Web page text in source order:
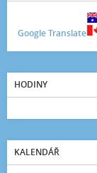
Google Translate
HODINY
KALENDÁŘ